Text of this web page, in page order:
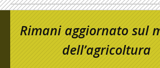
Rimani aggiornato sul
dell’agricoltura